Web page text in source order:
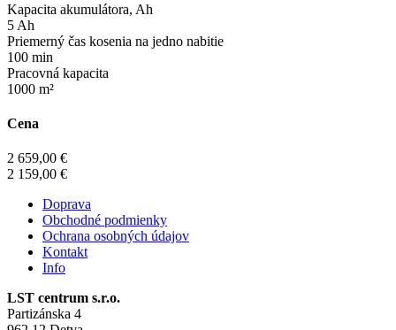
Kapacita akumulátora, Ah
5 Ah
Priemerný čas kosenia na jedno nabitie
100 min
Pracovná kapacita
1000 m²
Cena
2 659,00 €
2 159,00 €
Doprava
Obchodné podmienky
Ochrana osobných údajov
Kontakt
Info
LST centrum s.r.o.
Partizánska 4